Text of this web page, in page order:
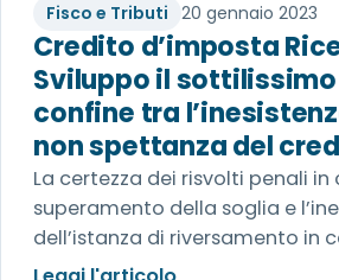
Fisco e Tributi 20 gennaio 2023
Credito d’imposta
Sviluppo il sottilissimo
confine tra
non spettanza del
La certezza dei risvolti penali in
superamento della soglia e
dell’istanza di riversamento in
condotte fraudolente.